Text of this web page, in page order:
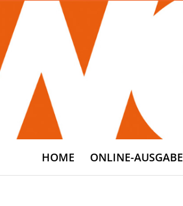
HOME ONLINE-AUSGABE